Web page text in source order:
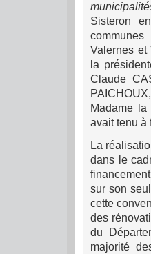
Sisteron
Valernes et
la
Claude
Madame
avait tenu à
La
dans le
sur son
cette
des
du
majorité